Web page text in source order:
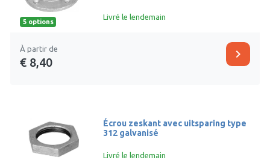
5 options
Livré le lendemain
À partir de
€ 8,40
chevron_right
Écrou zeskant avec uitsparing type
312 galvanisé
Livré le lendemain